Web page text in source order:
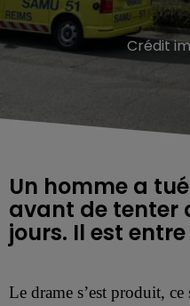
Crédit
Un homme a
avant de tenter
jours. Il est
Le drame s’est produit,